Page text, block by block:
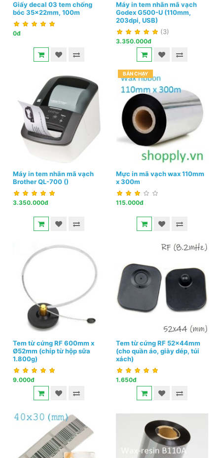
Giấy decal 03 tem chống
bóc 35x22mm, 100m
0đ
Máy in tem nhãn mã vạch
Godex G500-U (110mm,
203dpi, USB)
(3)
3.350.000đ
Máy in tem nhãn mã vạch
Brother QL-700 ()
3.350.000đ
BÁN CHẠY
Mực in mã vạch wax 110mm
x 300m
115.000đ
Tem từ cứng RF 600mm x
Ø52mm (chíp từ hộp sữa
1.800g)
9.000đ
Tem từ cứng RF 52x44mm
(cho quần áo, giày dép, túi
xách)
1.650đ